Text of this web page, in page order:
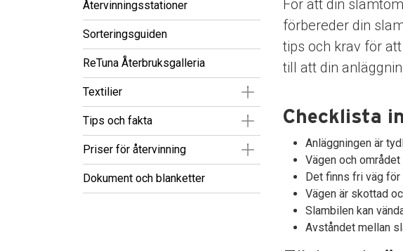
Återvinningsstationer
Sorteringsguiden
ReTuna Återbruksgalleria
Textilier Visa/Göm undermeny
Tips och fakta Visa/Göm undermeny
Priser för återvinning Visa/Göm undermeny
Dokument och blanketter
För att din
förbereder din
tips och krav för
till att din
Checklista
Anläggningen är
Vägen och
Det finns fri väg för
Vägen är skottad
Slambilen kan
Avståndet mellan